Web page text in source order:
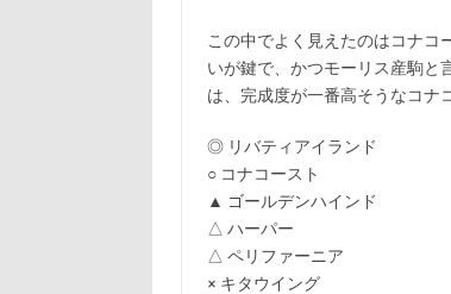
この中でよく見えたのはコナコ
いが鍵で、かつモーリス産駒と
は、完成度が一番高そうなコナ
◎ リバティアイランド
○ コナコースト
▲ ゴールデンハインド
△ ハーパー
△ ペリファーニア
× キタウイング